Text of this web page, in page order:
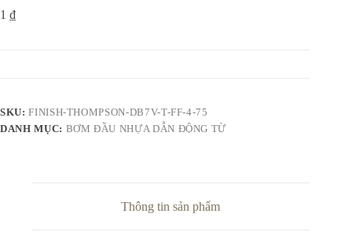
1 ₫
SKU:FINISH-THOMPSON-DB7V-T-FF-4-75
DANH MỤC: BƠM ĐẦU NHỰA DẪN ĐỘNG TỪ
Thông tin sản phẩm